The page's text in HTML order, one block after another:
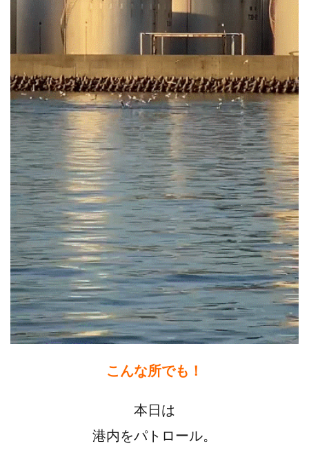
こんな所でも！
本日は
港内をパトロール。